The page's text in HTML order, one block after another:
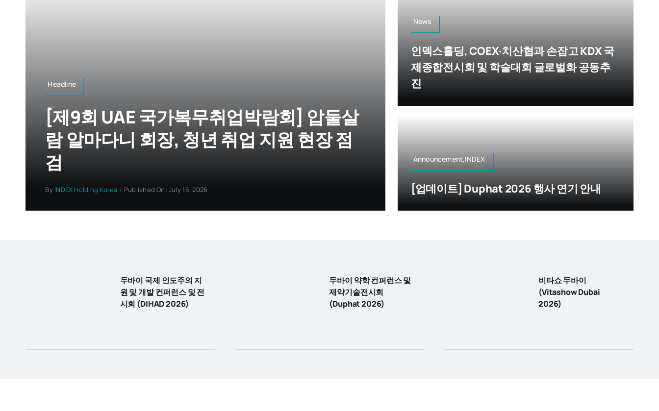
Headline
[제9회 UAE 국가복무취업박람회] 압둘살
람 알마다니 회장, 청년 취업 지원 현장 점
검
By INDEX Holding Korea | Published On: July 15, 2026
News
인덱스홀딩, COEX·치산협과 손잡고 KDX 국
제종합전시회 및 학술대회 글로벌화 공동추
진
Announcement,INDEX
[업데이트] Duphat 2026 행사 연기 안내
두바이 국제 인도주의 지
원 및 개발 컨퍼런스 및 전
시회 (DIHAD 2026)
두바이 약학 컨퍼런스 및
제약기술전시회
(Duphat 2026)
비타쇼 두바이
(Vitashow Dubai
2026)